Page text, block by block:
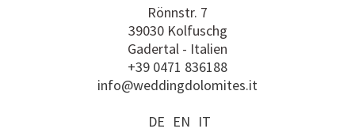
Rönnstr. 7
39030 Kolfuschg
Gadertal - Italien
+39 0471 836188
info@weddingdolomites.it
DE EN IT